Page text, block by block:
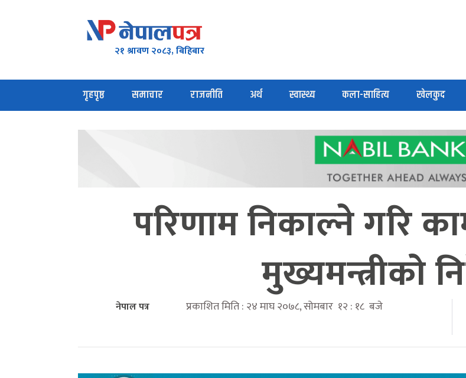
२१ श्रावण २०८३, बिहिबार
गृहपृष्ठ समाचार राजनीति अर्थ स्वास्थ्य कला-साहित्य खेलकुद
परिणाम निकाल्ने गरि
मुख्यमन्त्रीको
नेपाल पत्र प्रकाशित मिति : २४ माघ २०७८, सोमबार १२ : १८ बजे